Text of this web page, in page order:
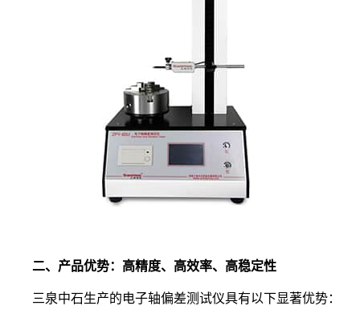
二、产品优势：高精度、高效率、高稳定性
三泉中石生产的电子轴偏差测试仪具有以下显著优势：